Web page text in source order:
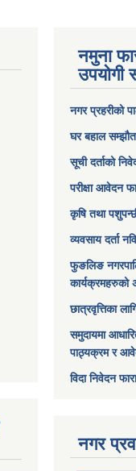
नमुना
उपयोगी
नगर प्रहरीको
घर बहाल
सूची दर्ताको
परीक्षा आवेदन
कृषि तथा
व्यवसाय दर्ता
फुङलिङ
कार्यक्रमहरुको
छात्रवृत्तिका
समुदायमा
पाठ्यक्रम र
विदा निवेदन
नगर